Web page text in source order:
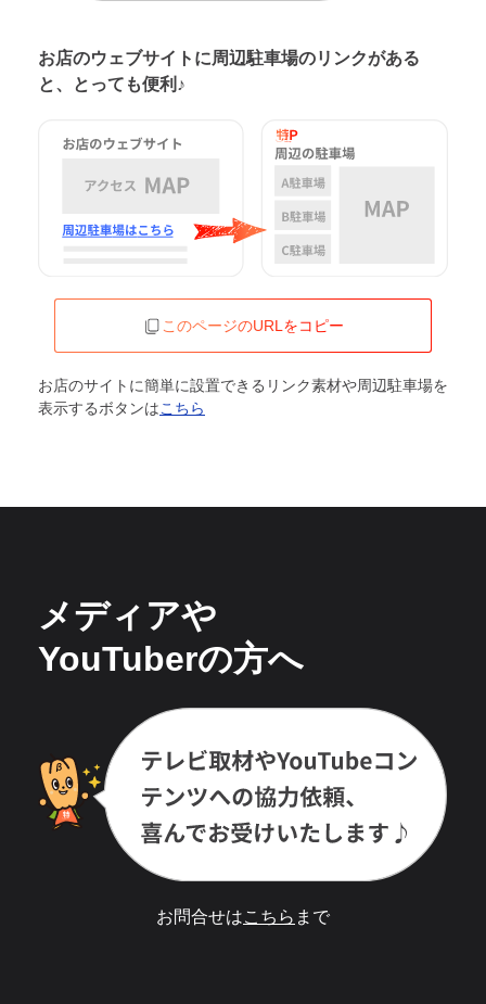
お店のウェブサイトに周辺駐車場のリンクがある
と、とっても便利♪
このページのURLをコピー
お店のサイトに簡単に設置できるリンク素材や周辺駐車場を
表示するボタンはこちら
メディアや
YouTuberの方へ
お問合せはこちら まで